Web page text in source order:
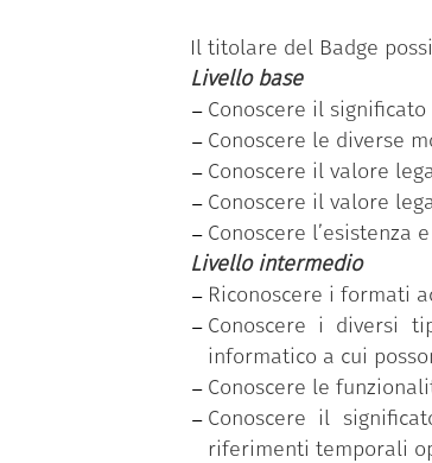
acquisite, relativo al
Il titolare del Badge
Livello base
Conoscere il
Conoscere le diverse
Conoscere il valore
Conoscere il valore
Conoscere
Livello intermedio
Riconoscere i formati
Conoscere i diversi
informatico a cui
Conoscere le
Conoscere il
riferimenti temporali